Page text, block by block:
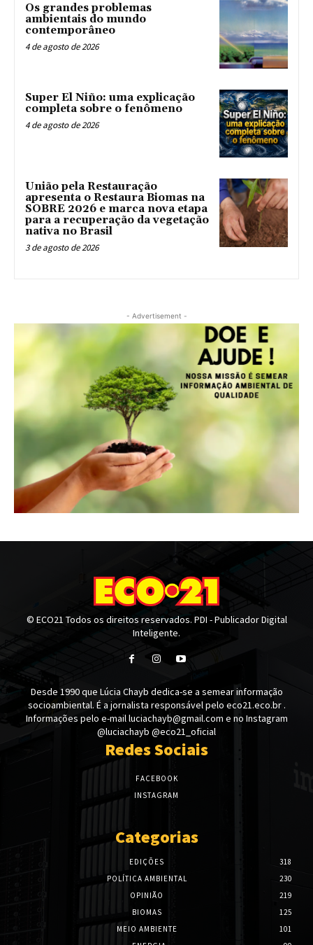
Os grandes problemas
ambientais do mundo
contemporâneo
4 de agosto de 2026
Super El Niño: uma explicação
completa sobre o fenômeno
4 de agosto de 2026
União pela Restauração
apresenta o Restaura Biomas na
SOBRE 2026 e marca nova etapa
para a recuperação da vegetação
nativa no Brasil
3 de agosto de 2026
- Advertisement -
© ECO21 Todos os direitos reservados. PDI - Publicador Digital
Inteligente.
Desde 1990 que Lúcia Chayb dedica-se a semear informação
socioambiental. É a jornalista responsável pelo eco21.eco.br .
Informações pelo e-mail luciachayb@gmail.com e no Instagram
@luciachayb @eco21_oficial
Redes Sociais
FACEBOOK
INSTAGRAM
Categorias
EDIÇÕES
318
POLÍTICA AMBIENTAL
230
OPINIÃO
219
BIOMAS
125
MEIO AMBIENTE
101